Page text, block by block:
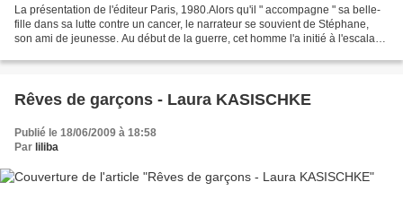
La présentation de l'éditeur Paris, 1980.Alors qu'il " accompagne " sa belle-
fille dans sa lutte contre un cancer, le narrateur se souvient de Stéphane,
son ami de jeunesse. Au début de la guerre, cet homme l'a initié à l'escalade
Rêves de garçons - Laura KASISCHKE
Publié le 18/06/2009 à 18:58
Par liliba